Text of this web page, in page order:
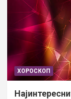
ХОРОСКОП